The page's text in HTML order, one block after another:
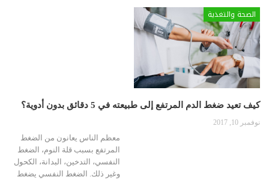
الصحة والتغذية
كيف تعيد ضغط الدم المرتفع إلى طبيعته في 5 دقائق بدون أدوية؟
نوفمبر 10, 2017
معظم الناس يعانون من الضغط
المرتفع بسبب قلة النوم، الضغط
النفسي، التدخين، البدانة، الكحول
وغير ذلك. الضغط النفسي يضغط